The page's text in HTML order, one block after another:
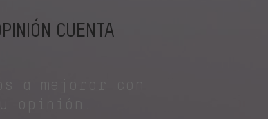
CUENTA
opinión.